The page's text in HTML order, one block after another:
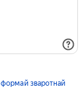
формай зваротнай